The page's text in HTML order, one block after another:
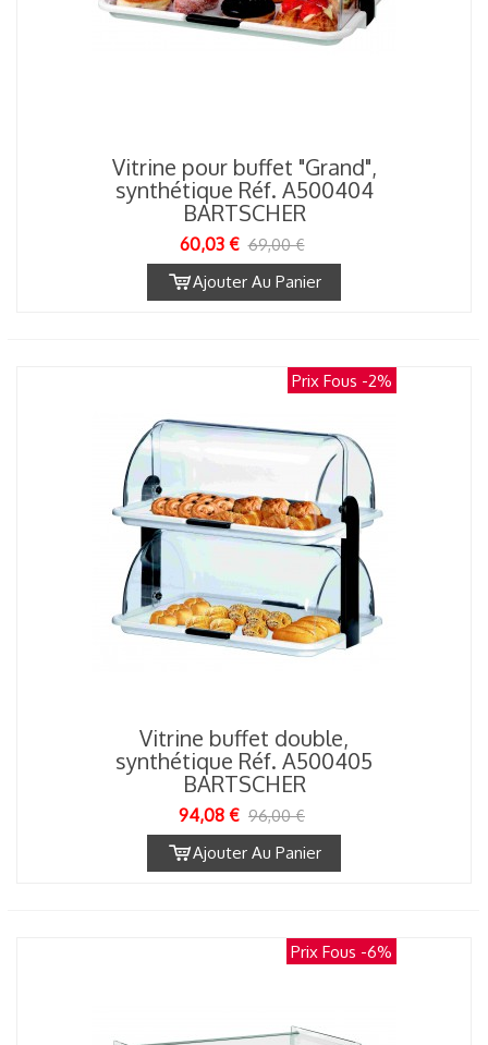
Vitrine pour buffet "Grand",
synthétique Réf. A500404
BARTSCHER
60,03 € 69,00 €
Ajouter Au Panier
Prix Fous -2%
Vitrine buffet double,
synthétique Réf. A500405
BARTSCHER
94,08 € 96,00 €
Ajouter Au Panier
Prix Fous -6%